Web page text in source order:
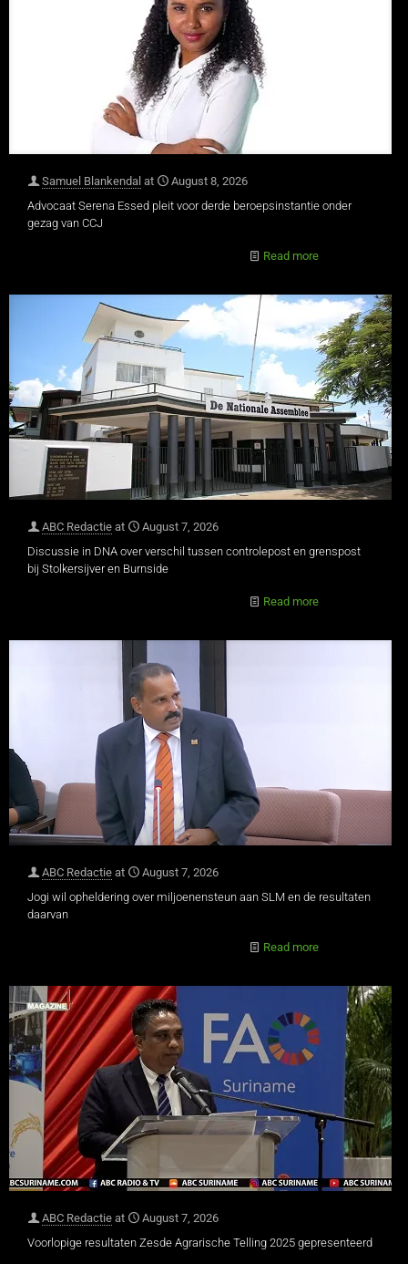
Samuel Blankendal at
August 8, 2026
Advocaat Serena Essed pleit voor derde beroepsinstantie onder
gezag van CCJ
Read more
ABC Redactie at
August 7, 2026
Discussie in DNA over verschil tussen controlepost en grenspost
bij Stolkersijver en Burnside
Read more
ABC Redactie at
August 7, 2026
Jogi wil opheldering over miljoenensteun aan SLM en de resultaten
daarvan
Read more
ABC Redactie at
August 7, 2026
Voorlopige resultaten Zesde Agrarische Telling 2025 gepresenteerd